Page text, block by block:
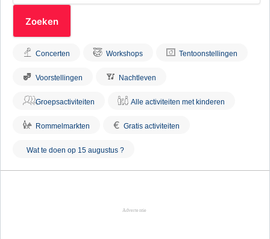
Concerten Workshops Tentoonstellingen
Voorstellingen Nachtleven
Groepsactiviteiten Alle activiteiten met kinderen
Rommelmarkten € Gratis activiteiten
Wat te doen op 15 augustus ?